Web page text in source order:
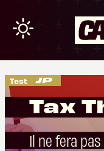
Test
Tax
Il ne fera